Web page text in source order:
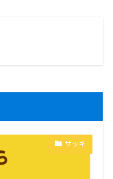
ザッキ